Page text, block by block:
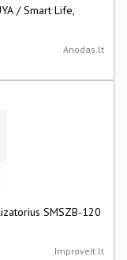
/ Smart Life,
Anodas.lt
SMSZB-120
Improveit.lt